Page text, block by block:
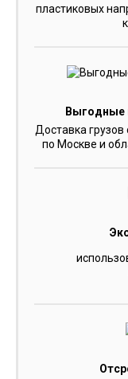
пластиковых
Выгодные
Доставка грузов
по Москве и